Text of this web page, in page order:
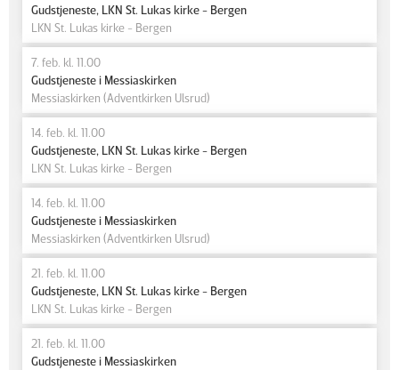
Gudstjeneste, LKN St. Lukas kirke - Bergen
LKN St. Lukas kirke - Bergen
7. feb. kl. 11.00
Gudstjeneste i Messiaskirken
Messiaskirken (Adventkirken Ulsrud)
14. feb. kl. 11.00
Gudstjeneste, LKN St. Lukas kirke - Bergen
LKN St. Lukas kirke - Bergen
14. feb. kl. 11.00
Gudstjeneste i Messiaskirken
Messiaskirken (Adventkirken Ulsrud)
21. feb. kl. 11.00
Gudstjeneste, LKN St. Lukas kirke - Bergen
LKN St. Lukas kirke - Bergen
21. feb. kl. 11.00
Gudstjeneste i Messiaskirken